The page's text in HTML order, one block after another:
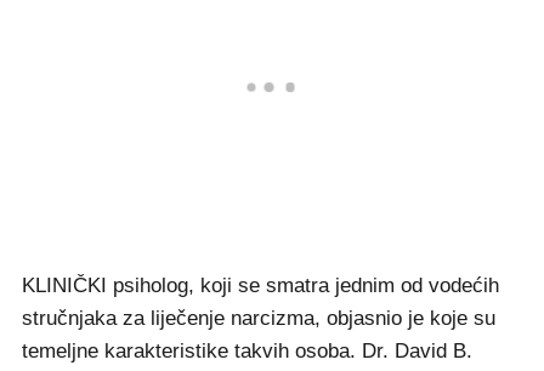
KLINIČKI psiholog, koji se smatra jednim od vodećih
stručnjaka za liječenje narcizma, objasnio je koje su
temeljne karakteristike takvih osoba. Dr. David B.